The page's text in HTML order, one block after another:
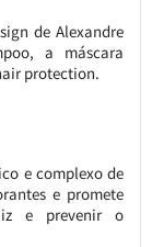
de Alexandre
a máscara
protection.
e complexo de
e promete
e prevenir o